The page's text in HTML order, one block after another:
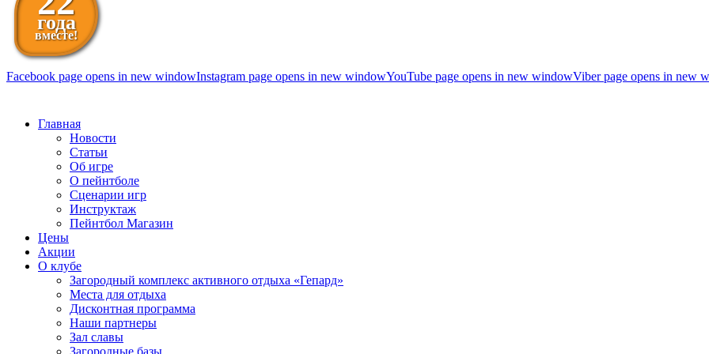
года
вместе!
Facebook page opens in new windowInstagram page opens in new windowYouTube page opens in new windowViber page opens in new
Главная
Новости
Статьи
Об игре
О пейнтболе
Сценарии игр
Инструктаж
Пейнтбол Магазин
Цены
Акции
О клубе
Загородный комплекс активного отдыха «Гепард»
Места для отдыха
Дисконтная программа
Наши партнеры
Зал славы
Загородные базы